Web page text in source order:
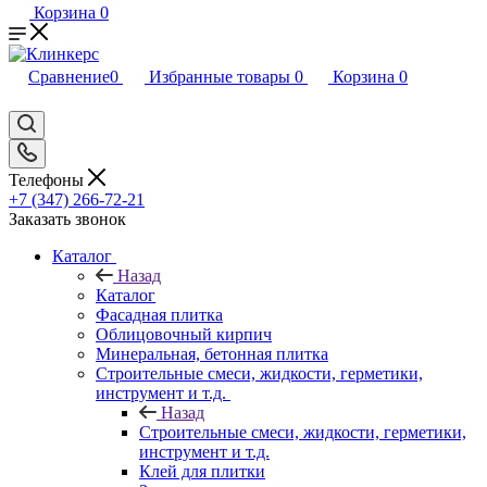
Корзина 0
Сравнение0 Избранные товары 0 Корзина 0
Телефоны
+7 (347) 266-72-21
Заказать звонок
Каталог
Назад
Каталог
Фасадная плитка
Облицовочный кирпич
Минеральная, бетонная плитка
Строительные смеси, жидкости, герметики,
инструмент и т.д.
Назад
Строительные смеси, жидкости, герметики,
инструмент и т.д.
Клей для плитки